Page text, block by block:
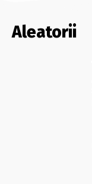
Aleatorii